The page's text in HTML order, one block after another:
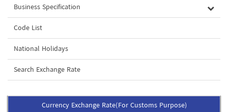
Business Specification
Code List
National Holidays
Search Exchange Rate
Currency Exchange Rate(For Customs Purpose)